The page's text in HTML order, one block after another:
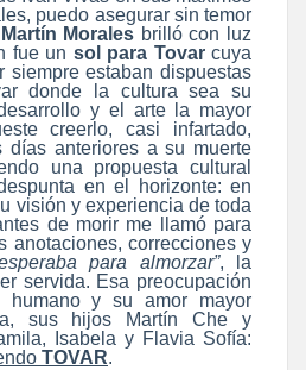
puedo asegurar sin temor
Martín Morales brilló con luz
fue un sol para Tovarcuya
siempre estaban dispuestas
donde la cultura sea su
y el arte la mayor
creerlo, casi infartado,
días anteriores a su muerte
una propuesta cultural
en el horizonte: en
visión y experiencia de toda
de morir me llamó para
anotaciones, correcciones y
para almorzar”, la
servida. Esa preocupación
humano y su amor mayor
sus hijos Martín Che y
Isabela y Flavia Sofía:
TOVAR.